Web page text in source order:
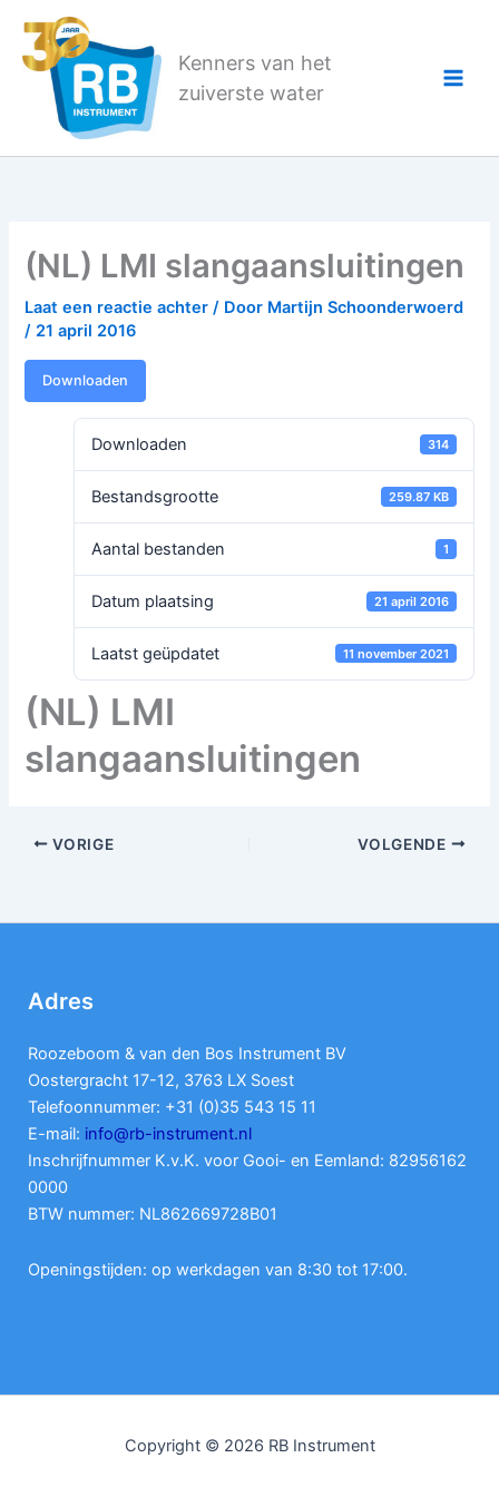
naar
Kenners van het
zuiverste water
(NL) LMI slangaansluitingen
Laat een reactie achter / Door Martijn Schoonderwoerd
/ 21 april 2016
Downloaden
Downloaden 314
Bestandsgrootte 259.87 KB
Aantal bestanden 1
Datum plaatsing 21 april 2016
Laatst geüpdatet 11 november 2021
(NL) LMI
slangaansluitingen
VORIGE VOLGENDE
Adres
Roozeboom & van den Bos Instrument BV
Oostergracht 17-12, 3763 LX Soest
Telefoonnummer: +31 (0)35 543 15 11
E-mail: info@rb-instrument.nl
Inschrijfnummer K.v.K. voor Gooi- en Eemland: 82956162
0000
BTW nummer: NL862669728B01
Openingstijden: op werkdagen van 8:30 tot 17:00.
Copyright © 2026 RB Instrument